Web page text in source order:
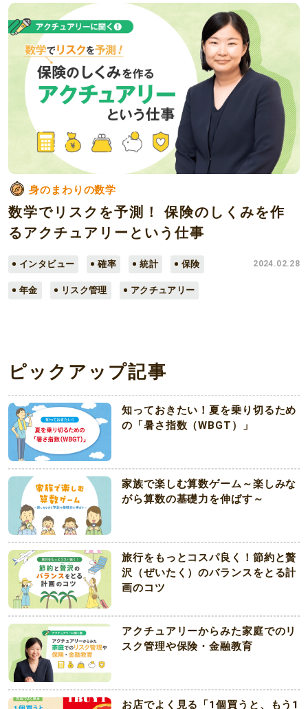
身のまわりの数学
数学でリスクを予測！ 保険のしくみを作
るアクチュアリーという仕事
インタビュー 確率 統計 保険
年金 リスク管理 アクチュアリー
2024.02.28
ピックアップ記事
知っておきたい！夏を乗り切るため
の「暑さ指数（WBGT）」
家族で楽しむ算数ゲーム～楽しみな
がら算数の基礎力を伸ばす～
旅行をもっとコスパ良く！節約と贅
沢（ぜいたく）のバランスをとる計
画のコツ
アクチュアリーからみた家庭でのリ
スク管理や保険・金融教育
お店でよく見る「1個買うと、もう1